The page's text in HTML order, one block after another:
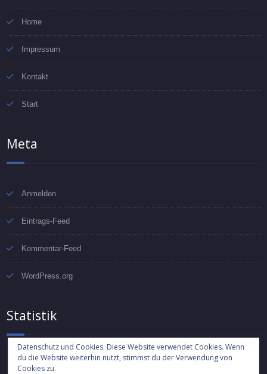
Home
Impressum
Kontakt
Start
Meta
Anmelden
Eintrags-Feed
Kommentar-Feed
WordPress.org
Statistik
7.367 Besuche
Datenschutz und Cookies: Diese Website verwendet Cookies. Wenn
du die Website weiterhin nutzt, stimmst du der Verwendung von
Cookies zu.